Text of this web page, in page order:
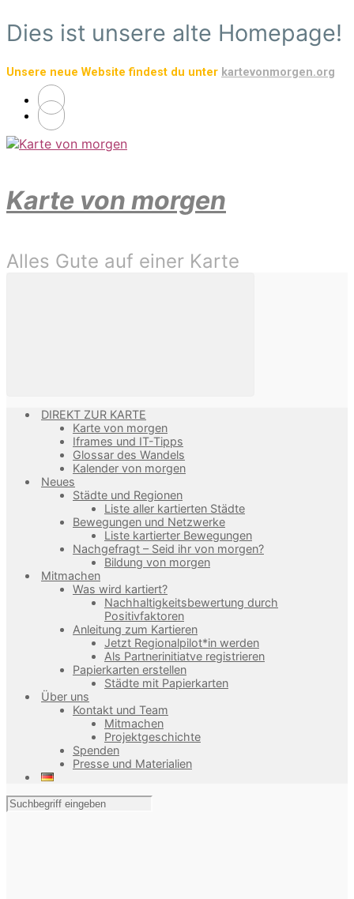
Zum
Hauptinhalt
Dies ist unsere alte Homepage!
Unsere neue Website findest du unter kartevonmorgen.org
Karte von morgen
Alles Gute auf einer Karte
DIREKT ZUR KARTE
Karte von morgen
Iframes und IT-Tipps
Glossar des Wandels
Kalender von morgen
Neues
Städte und Regionen
Liste aller kartierten Städte
Bewegungen und Netzwerke
Liste kartierter Bewegungen
Nachgefragt – Seid ihr von morgen?
Bildung von morgen
Mitmachen
Was wird kartiert?
Nachhaltigkeitsbewertung durch
Positivfaktoren
Anleitung zum Kartieren
Jetzt Regionalpilot*in werden
Als Partnerinitiatve registrieren
Papierkarten erstellen
Städte mit Papierkarten
Über uns
Kontakt und Team
Mitmachen
Projektgeschichte
Spenden
Presse und Materialien